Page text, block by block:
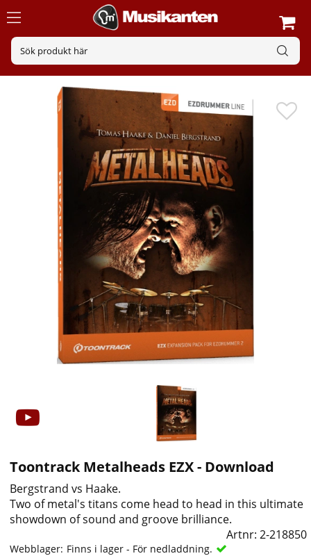
Toontrack Metalheads EZX - Download
Bergstrand vs Haake.
Two of metal's titans come head to head in this ultimate
showdown of sound and groove brilliance.
Artnr:2-218850
Webblager: Finns i lager - För nedladdning.